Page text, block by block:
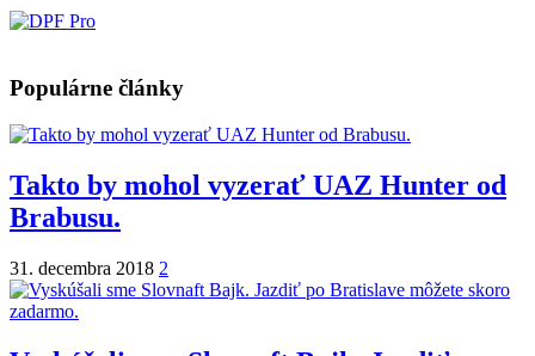
Populárne články
Takto by mohol vyzerať UAZ Hunter od
Brabusu.
31. decembra 2018 2